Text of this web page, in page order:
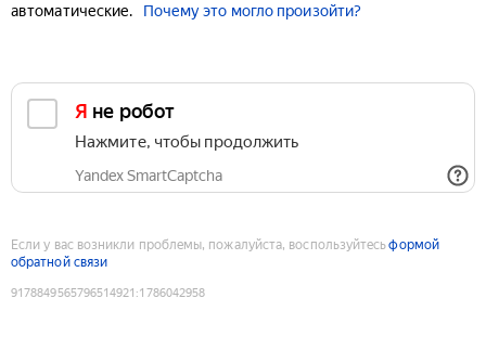
автоматические.
Почему это могло произойти?
Я не робот
Нажмите, чтобы продолжить
Yandex SmartCaptcha
Если у вас возникли проблемы, пожалуйста, воспользуйтесьформой
обратной связи
9178849565796514921 :1786042958